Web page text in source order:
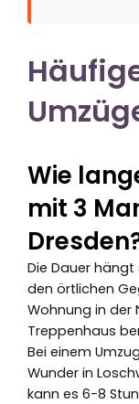
Wie
mit 3
Die Dauer
den örtlichen
Wohnung in
Treppenhaus
Bei einem
Wunder in
kann es 6-8